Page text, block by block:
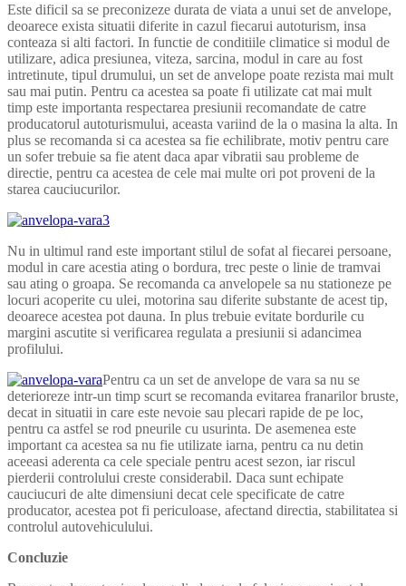
Este dificil sa se preconizeze durata de viata a unui set de anvelope,
deoarece exista situatii diferite in cazul fiecarui autoturism, insa
conteaza si alti factori. In functie de conditiile climatice si modul de
utilizare, adica presiunea, viteza, sarcina, modul in care au fost
intretinute, tipul drumului, un set de anvelope poate rezista mai mult
sau mai putin. Pentru ca acestea sa poate fi utilizate cat mai mult
timp este importanta respectarea presiunii recomandate de catre
producatorul autoturismului, aceasta variind de la o masina la alta. In
plus se recomanda si ca acestea sa fie echilibrate, motiv pentru care
un sofer trebuie sa fie atent daca apar vibratii sau probleme de
directie, pentru ca acestea de cele mai multe ori pot proveni de la
starea cauciucurilor.
Nu in ultimul rand este important stilul de sofat al fiecarei persoane,
modul in care acestia ating o bordura, trec peste o linie de tramvai
sau ating o groapa. Se recomanda ca anvelopele sa nu stationeze pe
locuri acoperite cu ulei, motorina sau diferite substante de acest tip,
deoarece acestea pot dauna. In plus trebuie evitate bordurile cu
margini ascutite si verificarea regulata a presiunii si adancimea
profilului.
Pentru ca un set de anvelope de vara sa nu se
deterioreze intr-un timp scurt se recomanda evitarea franarilor bruste,
decat in situatii in care este nevoie sau plecari rapide de pe loc,
pentru ca astfel se rod pneurile cu usurinta. De asemenea este
important ca acestea sa nu fie utilizate iarna, pentru ca nu detin
aceeasi aderenta ca cele speciale pentru acest sezon, iar riscul
pierderii controlului creste considerabil. Daca sunt echipate
cauciucuri de alte dimensiuni decat cele specificate de catre
producator, acestea pot fi periculoase, afectand directia, stabilitatea si
controlul autovehiculului.
Concluzie